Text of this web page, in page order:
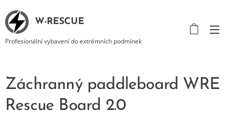
W-RESCUE
Profesionální vybavení do extrémních podmínek
Záchranný paddleboard WRE
Rescue Board 2.0